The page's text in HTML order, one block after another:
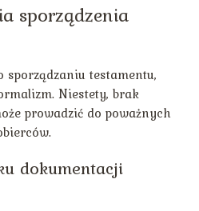
sporządzenia
testamentu,
Niestety, brak
prowadzić do poważnych
dokumentacji